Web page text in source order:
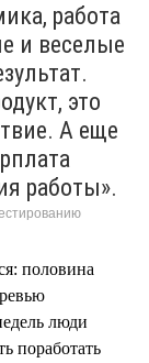
работа
и веселые
это
А еще
работы».
половина
люди
поработать